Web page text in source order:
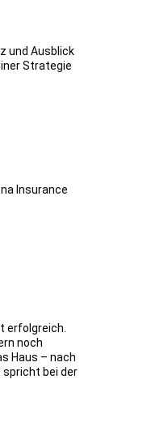
und Ausblick
Strategie
Insurance
erfolgreich.
noch
Haus – nach
spricht bei der